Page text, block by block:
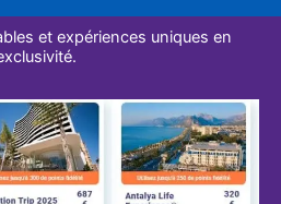
et expériences uniques en